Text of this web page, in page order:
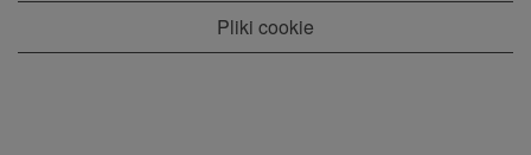
Pliki cookie